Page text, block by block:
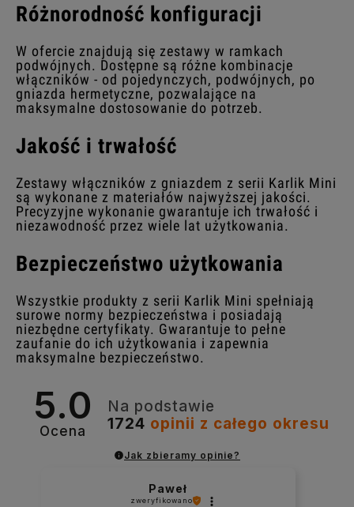
Różnorodność konfiguracji
W ofercie znajdują się zestawy w ramkach
podwójnych. Dostępne są różne kombinacje
włączników - od pojedynczych, podwójnych, po
gniazda hermetyczne, pozwalające na
maksymalne dostosowanie do potrzeb.
Jakość i trwałość
Zestawy włączników z gniazdem z serii Karlik Mini
są wykonane z materiałów najwyższej jakości.
Precyzyjne wykonanie gwarantuje ich trwałość i
niezawodność przez wiele lat użytkowania.
Bezpieczeństwo użytkowania
Wszystkie produkty z serii Karlik Mini spełniają
surowe normy bezpieczeństwa i posiadają
niezbędne certyfikaty. Gwarantuje to pełne
zaufanie do ich użytkowania i zapewnia
maksymalne bezpieczeństwo.
5.0
Ocena
Na podstawie
1724 opinii z całego okresu
Jak zbieramy opinie?
Paweł
zweryfikowano